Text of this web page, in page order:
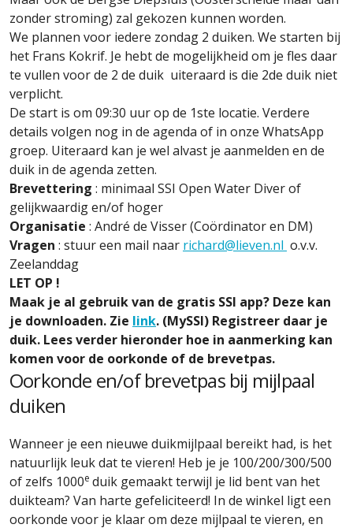
zonder stroming) zal gekozen kunnen worden.
We plannen voor iedere zondag 2 duiken. We starten bij
het Frans Kokrif. Je hebt de mogelijkheid om je fles daar
te vullen voor de 2 de duik uiteraard is die 2de duik niet
verplicht.
De start is om 09:30 uur op de 1ste locatie. Verdere
details volgen nog in de agenda of in onze WhatsApp
groep. Uiteraard kan je wel alvast je aanmelden en de
duik in de agenda zetten.
Brevettering : minimaal SSI Open Water Diver of
gelijkwaardig en/of hoger
Organisatie : André de Visser (Coördinator en DM)
Vragen : stuur een mail naar richard@lieven.nl o.v.v.
Zeelanddag
LET OP !
Maak je al gebruik van de gratis SSI app? Deze kan
je downloaden. Zie link. (MySSI) Registreer daar je
duik. Lees verder hieronder hoe in aanmerking kan
komen voor de oorkonde of de brevetpas.
Oorkonde en/of brevetpas bij mijlpaal
duiken
Wanneer je een nieuwe duikmijlpaal bereikt had, is het
natuurlijk leuk dat te vieren! Heb je je 100/200/300/500
of zelfs 1000e duik gemaakt terwijl je lid bent van het
duikteam? Van harte gefeliciteerd! In de winkel ligt een
oorkonde voor je klaar om deze mijlpaal te vieren, en